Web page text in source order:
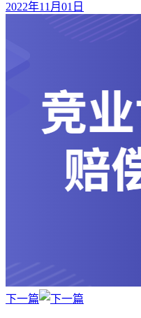
2022年11月01日
下一篇